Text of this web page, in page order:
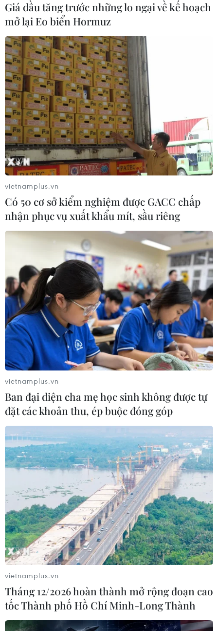
Giá dầu tăng trước những lo ngại về kế hoạch
mở lại Eo biển Hormuz
vietnamplus.vn
Có 50 cơ sở kiểm nghiệm được GACC chấp
nhận phục vụ xuất khẩu mít, sầu riêng
vietnamplus.vn
Ban đại diện cha mẹ học sinh không được tự
đặt các khoản thu, ép buộc đóng góp
vietnamplus.vn
Tháng 12/2026 hoàn thành mở rộng đoạn cao
tốc Thành phố Hồ Chí Minh-Long Thành